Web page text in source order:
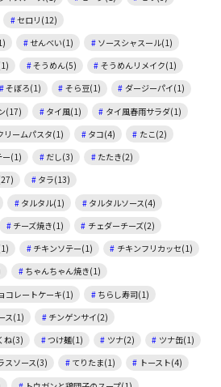
セロリ(12)
せんべい(1)
ソースシャスール(1)
そうめん(5)
そうめんリメイク(1)
そぼろ(1) そら豆(1)
ダージーパイ(1)
(17) タイ風(1)
タイ風春雨サラダ(1)
リームパスタ(1) タコ(4)
たこ(2)
ー(1)
だし(3)
たたき(2)
タラ(13)
タルタル(1)
タルタルソース(4)
チーズ焼き(1)
チェダーチーズ(2)
チキンソテー(1)
チキンフリカッセ(1)
ちゃんちゃん焼き(1)
コレートケーキ(1)
ちらし寿司(1)
ス(1)
チンゲンサイ(2)
ね(3) つけ麺(1) ツナ(2)
ツナ缶(1)
スソース(3) てりたま(1)
トースト(4)